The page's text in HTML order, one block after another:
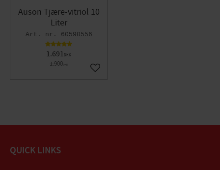
Auson Tjære-vitriol 10
Liter
60590556
1.691DKK
1.900DKK
Gem som favorit
QUICK LINKS